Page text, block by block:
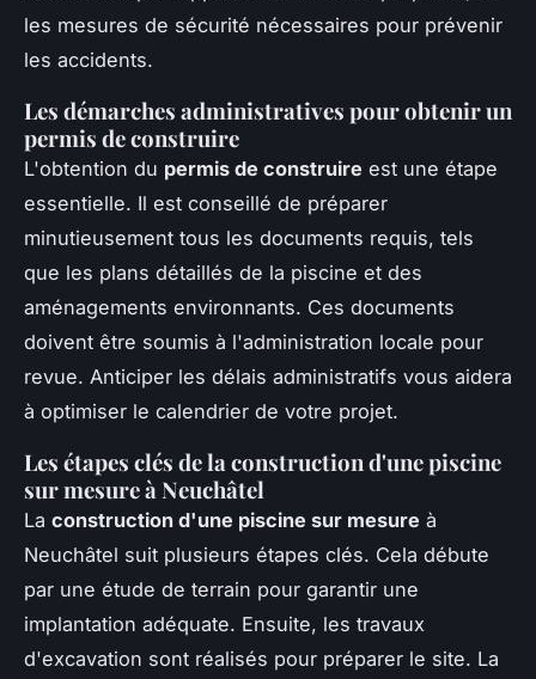
les mesures de sécurité nécessaires pour prévenir
les accidents.
Les démarches administratives pour obtenir un
permis de construire
L'obtention du permis de construire est une étape
essentielle. Il est conseillé de préparer
minutieusement tous les documents requis, tels
que les plans détaillés de la piscine et des
aménagements environnants. Ces documents
doivent être soumis à l'administration locale pour
revue. Anticiper les délais administratifs vous aidera
à optimiser le calendrier de votre projet.
Les étapes clés de la construction d'une piscine
sur mesure à Neuchâtel
La construction d'une piscine sur mesure à
Neuchâtel suit plusieurs étapes clés. Cela débute
par une étude de terrain pour garantir une
implantation adéquate. Ensuite, les travaux
d'excavation sont réalisés pour préparer le site. La